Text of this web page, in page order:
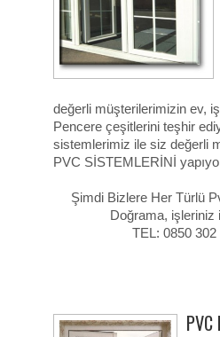
değerli müşterilerimizin ev,
Pencere çeşitlerini teşhir
sistemlerimiz ile siz değerli
PVC SİSTEMLERİNİ
Şimdi Bizlere Her Türlü
Doğrama, işleriniz
TEL: 0850
PVC